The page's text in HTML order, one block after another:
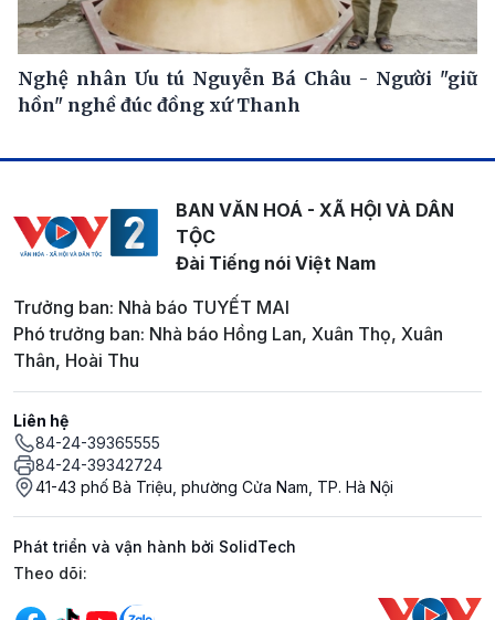
Nghệ nhân Ưu tú Nguyễn Bá Châu - Người "giữ
hồn" nghề đúc đồng xứ Thanh
BAN VĂN HOÁ - XÃ HỘI VÀ DÂN
TỘC
Đài Tiếng nói Việt Nam
Trưởng ban: Nhà báo TUYẾT MAI
Phó trưởng ban: Nhà báo Hồng Lan, Xuân Thọ, Xuân
Thân, Hoài Thu
Liên hệ
84-24-39365555
84-24-39342724
41-43 phố Bà Triệu, phường Cửa Nam, TP. Hà Nội
Phát triển và vận hành bởi SolidTech
Mạng xã hội
Theo dõi: